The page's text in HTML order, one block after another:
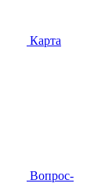
Карта
Вопрос-